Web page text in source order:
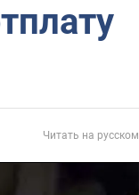
Читать на русском